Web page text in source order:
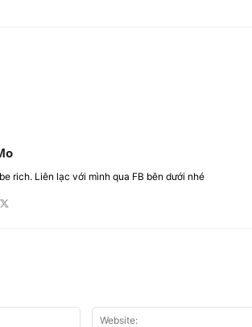
rich. Liên lạc với mình qua FB bên dưới nhé
Email:*